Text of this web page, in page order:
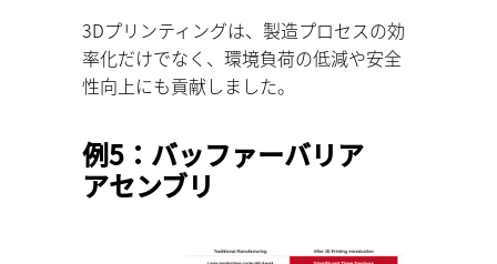
3Dプリンティングは、製造プロセスの効
率化だけでなく、環境負荷の低減や安全
性向上にも貢献しました。
例5：バッファーバリア
アセンブリ